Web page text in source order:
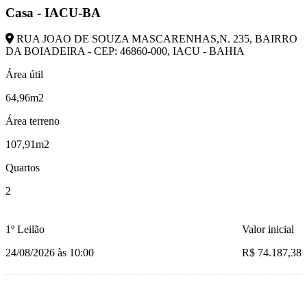
Casa - IACU-BA
RUA JOAO DE SOUZA MASCARENHAS,N. 235, BAIRRO
DA BOIADEIRA - CEP: 46860-000, IACU - BAHIA
Área útil
64,96m2
Área terreno
107,91m2
Quartos
2
1º Leilão
24/08/2026 às 10:00
Valor inicial
R$ 74.187,38